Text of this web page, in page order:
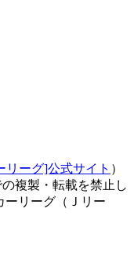
リーグ]公式サイト ）
複製・転載を禁止し
リーグ（Ｊリー